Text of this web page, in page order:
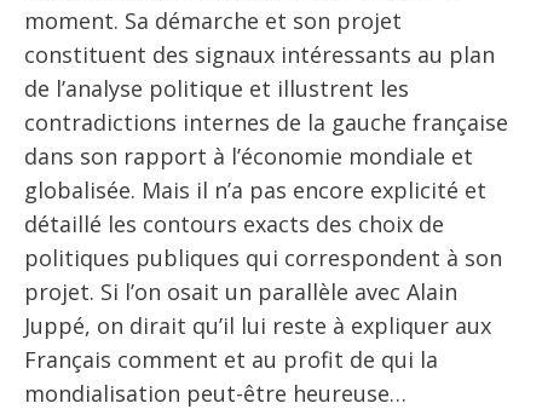
moment. Sa démarche et son projet
constituent des signaux intéressants au plan
de l’analyse politique et illustrent les
contradictions internes de la gauche française
dans son rapport à l’économie mondiale et
globalisée. Mais il n’a pas encore explicité et
détaillé les contours exacts des choix de
politiques publiques qui correspondent à son
projet. Si l’on osait un parallèle avec Alain
Juppé, on dirait qu’il lui reste à expliquer aux
Français comment et au profit de qui la
mondialisation peut-être heureuse…